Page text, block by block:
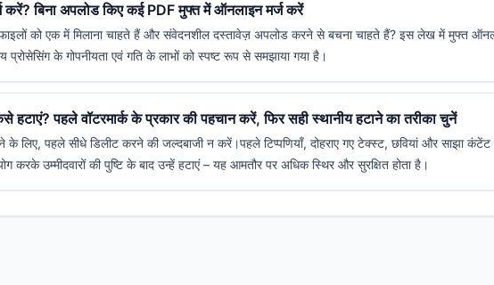
करें? बिना अपलोड किए कई PDF मुफ्त में ऑनलाइन मर्ज करें
को एक में मिलाना चाहते हैं और संवेदनशील दस्तावेज़ अपलोड करने से बचना चाहते हैं? इस लेख में मुफ्त
के गोपनीयता एवं गति के लाभों को स्पष्ट रूप से समझाया गया है।
हटाएं? पहले वॉटरमार्क के प्रकार की पहचान करें, फिर सही स्थानीय हटाने का तरीका चुनें
के लिए, पहले सीधे डिलीट करने की जल्दबाजी न करें।पहले टिप्पणियाँ, दोहराए गए टेक्स्ट, छवियां और साझा
करके उम्मीदवारों की पुष्टि के बाद उन्हें हटाएं – यह आमतौर पर अधिक स्थिर और सुरक्षित होता है।